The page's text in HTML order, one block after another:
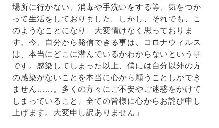
場所に行かない、消毒や手洗いをする等、気をつか
って生活をしておりました。しかし、それでも、こ
のようなことになり、大変情けなく思っておりま
す。今、自分から発信できる事は、コロナウィルス
は、本当にどこに潜んでいるかわからないという事
です。感染してしまった以上、僕には自分以外の方
の感染がないことを本当に心から願うことしかでき
ません……。多くの方々にご不安やご迷惑をかけて
しまっていること、全ての皆様に心からお詫び申し
上げます。大変申し訳ありません」